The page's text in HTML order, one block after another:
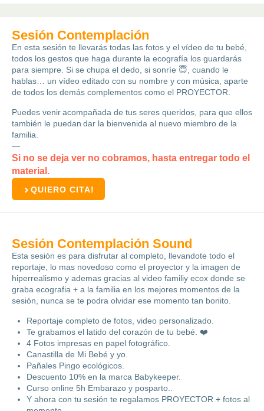
Sesión Contemplación
En esta sesión te llevarás todas las fotos y el vídeo de tu bebé,
todos los gestos que haga durante la ecografía los guardarás
para siempre. Si se chupa el dedo, si sonríe 😇, cuando le
hablas… un vídeo editado con su nombre y con música, aparte
de todos los demás complementos como el PROYECTOR.
Puedes venir acompañada de tus seres queridos, para que ellos
también le puedan dar la bienvenida al nuevo miembro de la
familia.
—
Si no se deja ver no cobramos, hasta entregar todo el
material.
QUIERO CITA!
Sesión Contemplación Sound
Esta sesión es para disfrutar al completo, llevandote todo el
reportaje, lo mas novedoso como el proyector y la imagen de
hiperrealismo y ademas gracias al video familiy ecox donde se
graba ecografia + a la familia en los mejores momentos de la
sesión, nunca se te podra olvidar ese momento tan bonito.
Reportaje completo de fotos, video personalizado.
Te grabamos el latido del corazón de tu bebé. ❤️
4 Fotos impresas en papel fotográfico.
Canastilla de Mi Bebé y yo.
Pañales Pingo ecológicos.
Descuento 10% en la marca Babykeeper.
Curso online 5h Embarazo y posparto..
Y ahora con tu sesión te regalamos PROYECTOR + fotos al